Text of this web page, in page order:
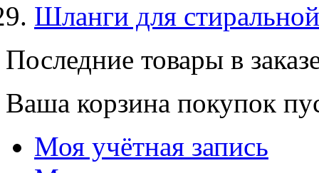
Шланги для
Последние товары в
Ваша корзина покупок
Моя учётная запись